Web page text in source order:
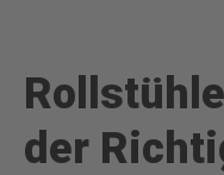
der